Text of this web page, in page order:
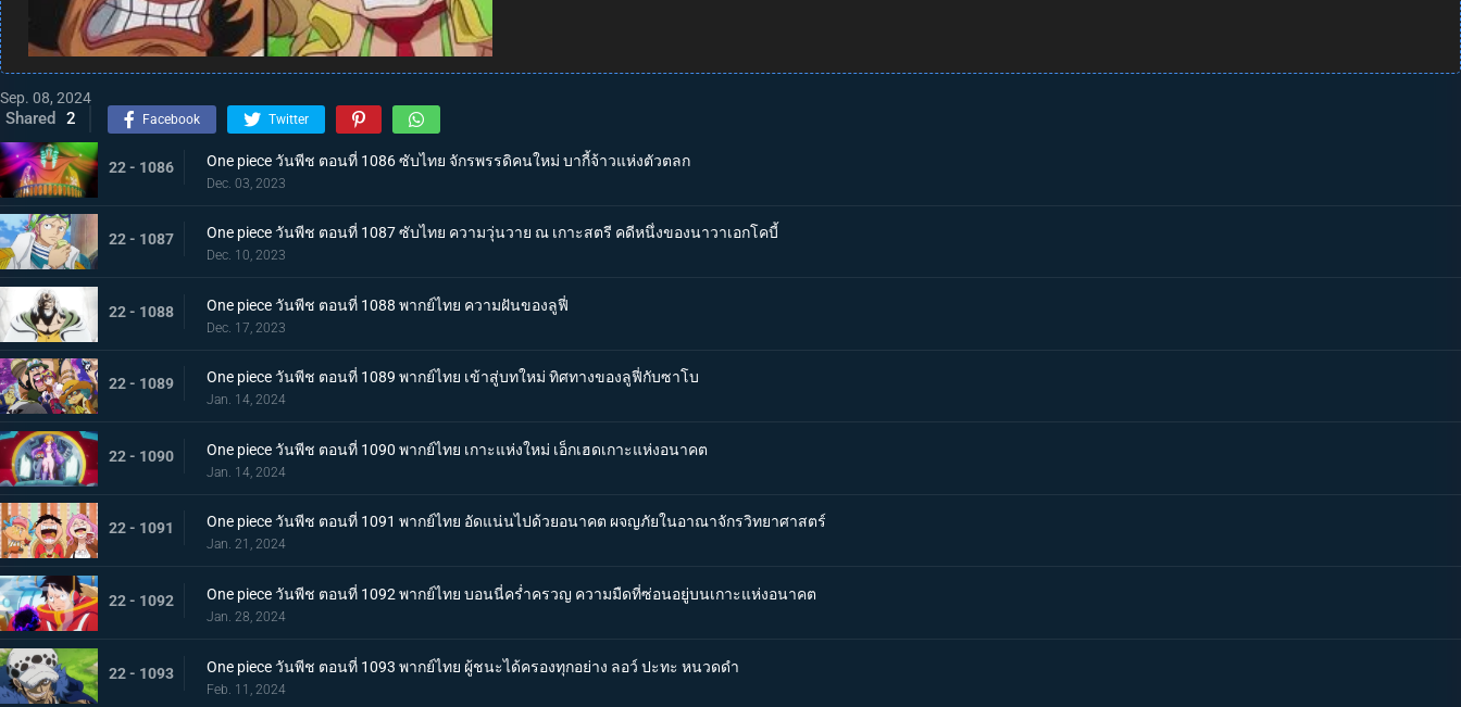
Sep. 08, 2024
Shared 2 Facebook Twitter
22 - 1086 One piece วันพีช ตอนที่ 1086 ซับไทย จักรพรรดิคนใหม่ บากี้จ้าวแห่งตัวตลก
Dec. 03, 2023
22 - 1087 One piece วันพีช ตอนที่ 1087 ซับไทย ความวุ่นวาย ณ เกาะสตรี คดีหนึ่งของนาวาเอกโคบี้
Dec. 10, 2023
22 - 1088 One piece วันพีช ตอนที่ 1088 พากย์ไทย ความฝันของลูฟี่
Dec. 17, 2023
22 - 1089 One piece วันพีช ตอนที่ 1089 พากย์ไทย เข้าสู่บทใหม่ ทิศทางของลูฟี่กับซาโบ
Jan. 14, 2024
22 - 1090 One piece วันพีช ตอนที่ 1090 พากย์ไทย เกาะแห่งใหม่ เอ็กเฮดเกาะแห่งอนาคต
Jan. 14, 2024
22 - 1091 One piece วันพีช ตอนที่ 1091 พากย์ไทย อัดแน่นไปด้วยอนาคต ผจญภัยในอาณาจักรวิทยาศาสตร์
Jan. 21, 2024
22 - 1092 One piece วันพีช ตอนที่ 1092 พากย์ไทย บอนนี่คร่ำครวญ ความมืดที่ซ่อนอยู่บนเกาะแห่งอนาคต
Jan. 28, 2024
22 - 1093 One piece วันพีช ตอนที่ 1093 พากย์ไทย ผู้ชนะได้ครองทุกอย่าง ลอว์ ปะทะ หนวดดำ
Feb. 11, 2024